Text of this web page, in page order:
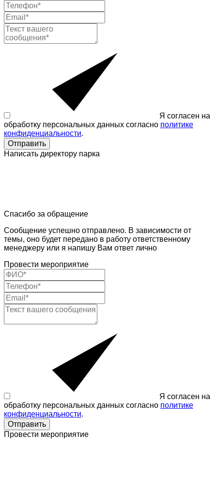
Я согласен на
обработку персональных данных согласно политике
конфиденциальности.
Отправить
Написать директору парка
Спасибо за обращение
Сообщение успешно отправлено. В зависимости от
темы, оно будет передано в работу ответственному
менеджеру или я напишу Вам ответ лично
Провести мероприятие
Я согласен на
обработку персональных данных согласно политике
конфиденциальности.
Отправить
Провести мероприятие